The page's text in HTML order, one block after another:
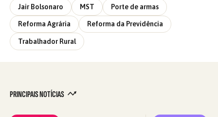
Jair Bolsonaro MST Porte de armas
Reforma Agrária Reforma da Previdência
Trabalhador Rural
PRINCIPAIS NOTÍCIAS